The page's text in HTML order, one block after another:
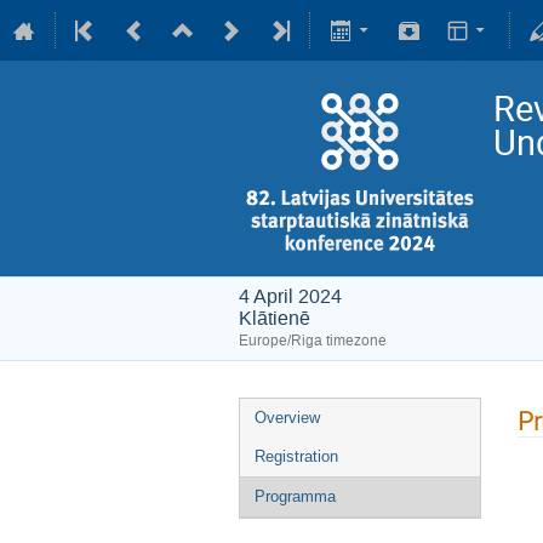
4 April 2024
Klātienē
Europe/Riga timezone
Overview
Registration
Programma